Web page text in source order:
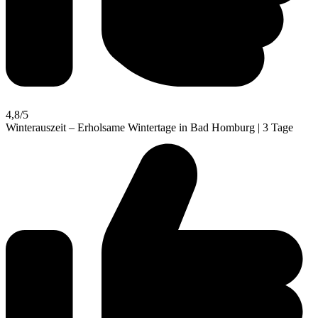
4,8/5
Winterauszeit – Erholsame Wintertage in Bad Homburg | 3 Tage